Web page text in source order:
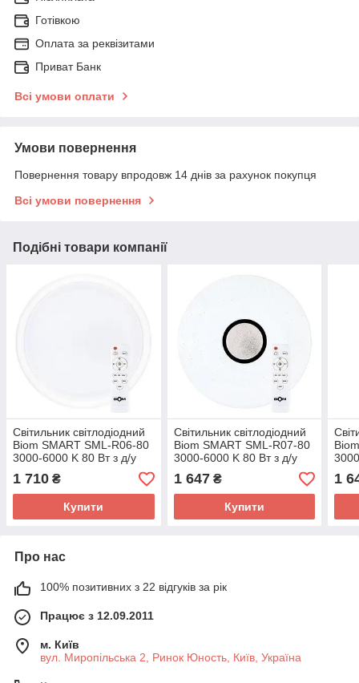
Готівкою
Оплата за реквізитами
Приват Банк
Всі умови оплати
Умови повернення
Повернення товару впродовж 14 днів за рахунок покупця
Всі умови повернення
Подібні товари компанії
Світильник світлодіодний
Biom SMART SML-R06-80
3000-6000 K 80 Вт з д/у
1 710 ₴
Купити
Світильник світлодіодний
Biom SMART SML-R07-80
3000-6000 K 80 Вт з д/у
1 647₴
Купити
1
Про нас
100% позитивних з 22 відгуків за рік
Працює з 12.09.2011
м. Київ
вул. Миропільська 2, Ринок Юность, Київ, Україна